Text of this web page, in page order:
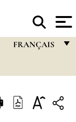
FRANÇAIS
ITALIANO